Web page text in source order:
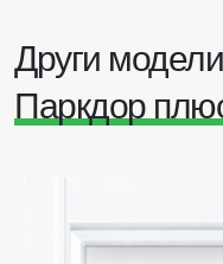
Други
Паркдор